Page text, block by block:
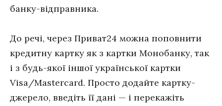
банку-відправника.
До речі, через Приват24 можна поповнити
кредитну картку як з картки Монобанку, так
і з будь-якої іншої української картки
Visa/Mastercard. Просто додайте картку-
джерело, введіть її дані — і перекажіть